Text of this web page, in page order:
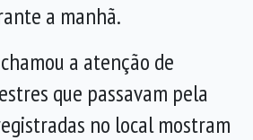
a manhã.
a atenção de
que passavam pela
no local mostram